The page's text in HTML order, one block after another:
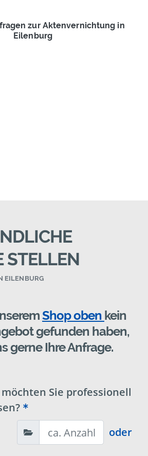
zur Aktenvernichtung in
Eilenburg
STELLEN
EILENBURG
Shop oben kein
gefunden haben,
gerne Ihre Anfrage.
Sie professionell
oder